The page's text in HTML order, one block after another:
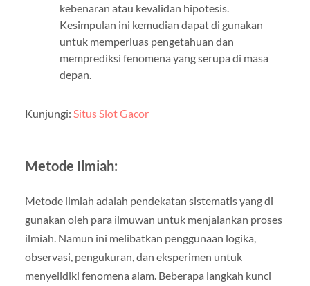
kebenaran atau kevalidan hipotesis.
Kesimpulan ini kemudian dapat di gunakan
untuk memperluas pengetahuan dan
memprediksi fenomena yang serupa di masa
depan.
Kunjungi: Situs Slot Gacor
Metode Ilmiah:
Metode ilmiah adalah pendekatan sistematis yang di
gunakan oleh para ilmuwan untuk menjalankan proses
ilmiah. Namun ini melibatkan penggunaan logika,
observasi, pengukuran, dan eksperimen untuk
menyelidiki fenomena alam. Beberapa langkah kunci